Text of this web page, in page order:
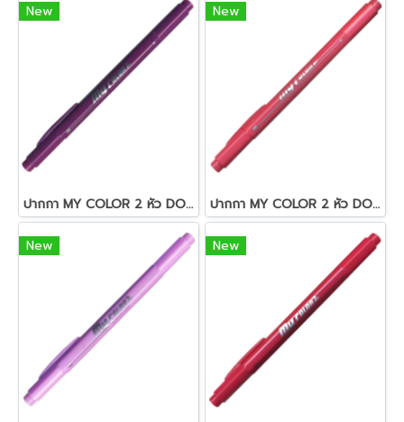
New
ปากกา MY COLOR 2 หัว DONG-A NO MC2.23 สีม่วง
New
ปากกา MY COLOR 2 หัว DONG-A NO MC2.62 สีชมพู
New New